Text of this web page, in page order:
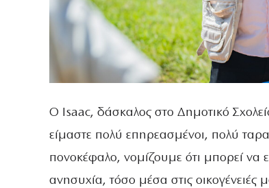
Ο Isaac, δάσκαλος στο Δημοτικό
είμαστε πολύ επηρεασμένοι, πολύ
πονοκέφαλο, νομίζουμε ότι μπορεί
ανησυχία, τόσο μέσα στις οικογένειές